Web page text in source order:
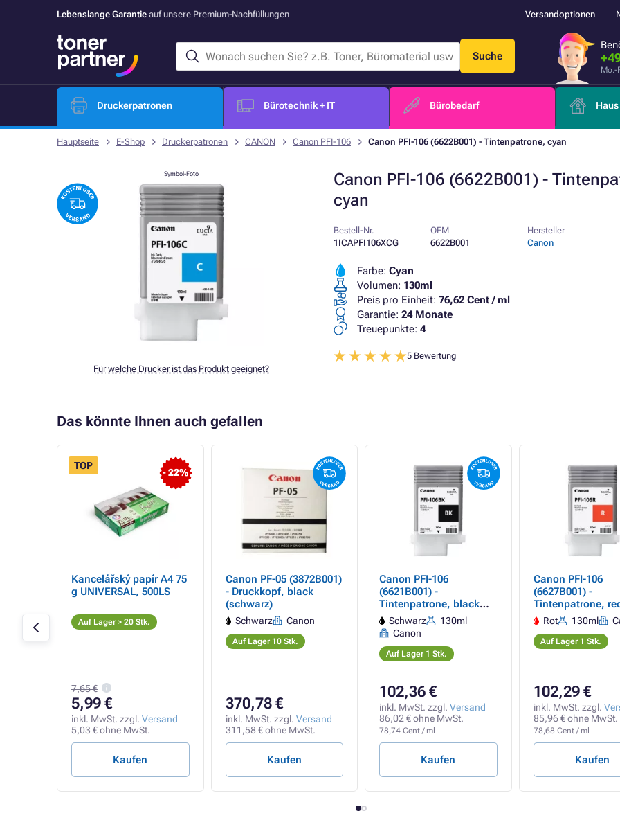
Lebenslange Garantie auf unsere Premium-Nachfüllungen Versandoptionen
Suche
Mo.-
Druckerpatronen Bürotechnik + IT Bürobedarf
Hauptseite E-Shop Druckerpatronen CANON Canon PFI-106 Canon PFI-106 (6622B001) - Tintenpatrone, cyan
Canon PFI-106 (6622B001) -
cyan
Symbol-Foto
Für welche Drucker ist das Produkt geeignet?
Bestell-Nr.
1ICAPFI106XCG
OEM
6622B001
Hersteller
Canon
Farbe: Cyan
Volumen: 130ml
Preis pro Einheit: 76,62 Cent / ml
Garantie: 24 Monate
Treuepunkte: 4
5 Bewertung
Das könnte Ihnen auch gefallen
- 22%
TOP
Kancelářský papír A4 75
g UNIVERSAL, 500LS
Auf Lager > 20 Stk.
7,65 €
5,99 €
inkl. MwSt. zzgl. Versand
5,03 € ohne MwSt.
Kaufen
Canon PF-05 (3872B001)
- Druckkopf, black
(schwarz)
Schwarz Canon
Auf Lager 10 Stk.
370,78 €
inkl. MwSt. zzgl. Versand
311,58 € ohne MwSt.
Kaufen
Canon PFI-106
(6621B001) -
Tintenpatrone, black
(schwarz)
Schwarz
130ml
Canon
Auf Lager 1 Stk.
102,36 €
inkl. MwSt. zzgl. Versand
86,02 € ohne MwSt.
78,74 Cent / ml
Kaufen
Canon PFI-106
(6627B001) -
Tintenpatrone,
Rot 130ml
Auf Lager 1 Stk.
102,29 €
inkl. MwSt. zzgl.
85,96 € ohne MwSt.
78,68 Cent / ml
Kaufen